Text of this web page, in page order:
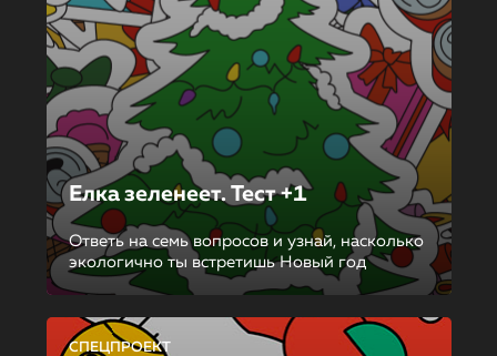
Елка зеленеет. Тест +1
Ответь на семь вопросов и узнай, насколько
экологично ты встретишь Новый год
СПЕЦПРОЕКТ